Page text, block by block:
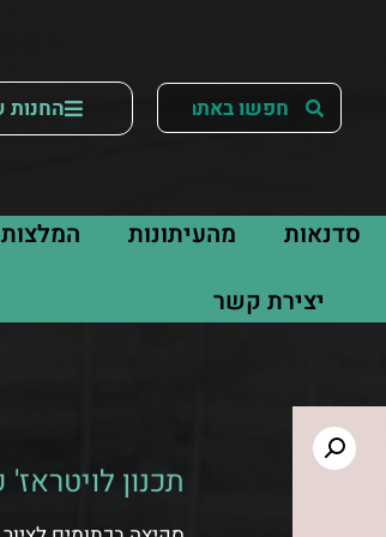
החנות
סדנאות מהעיתונות המלצות
יצירת קשר
תכנון